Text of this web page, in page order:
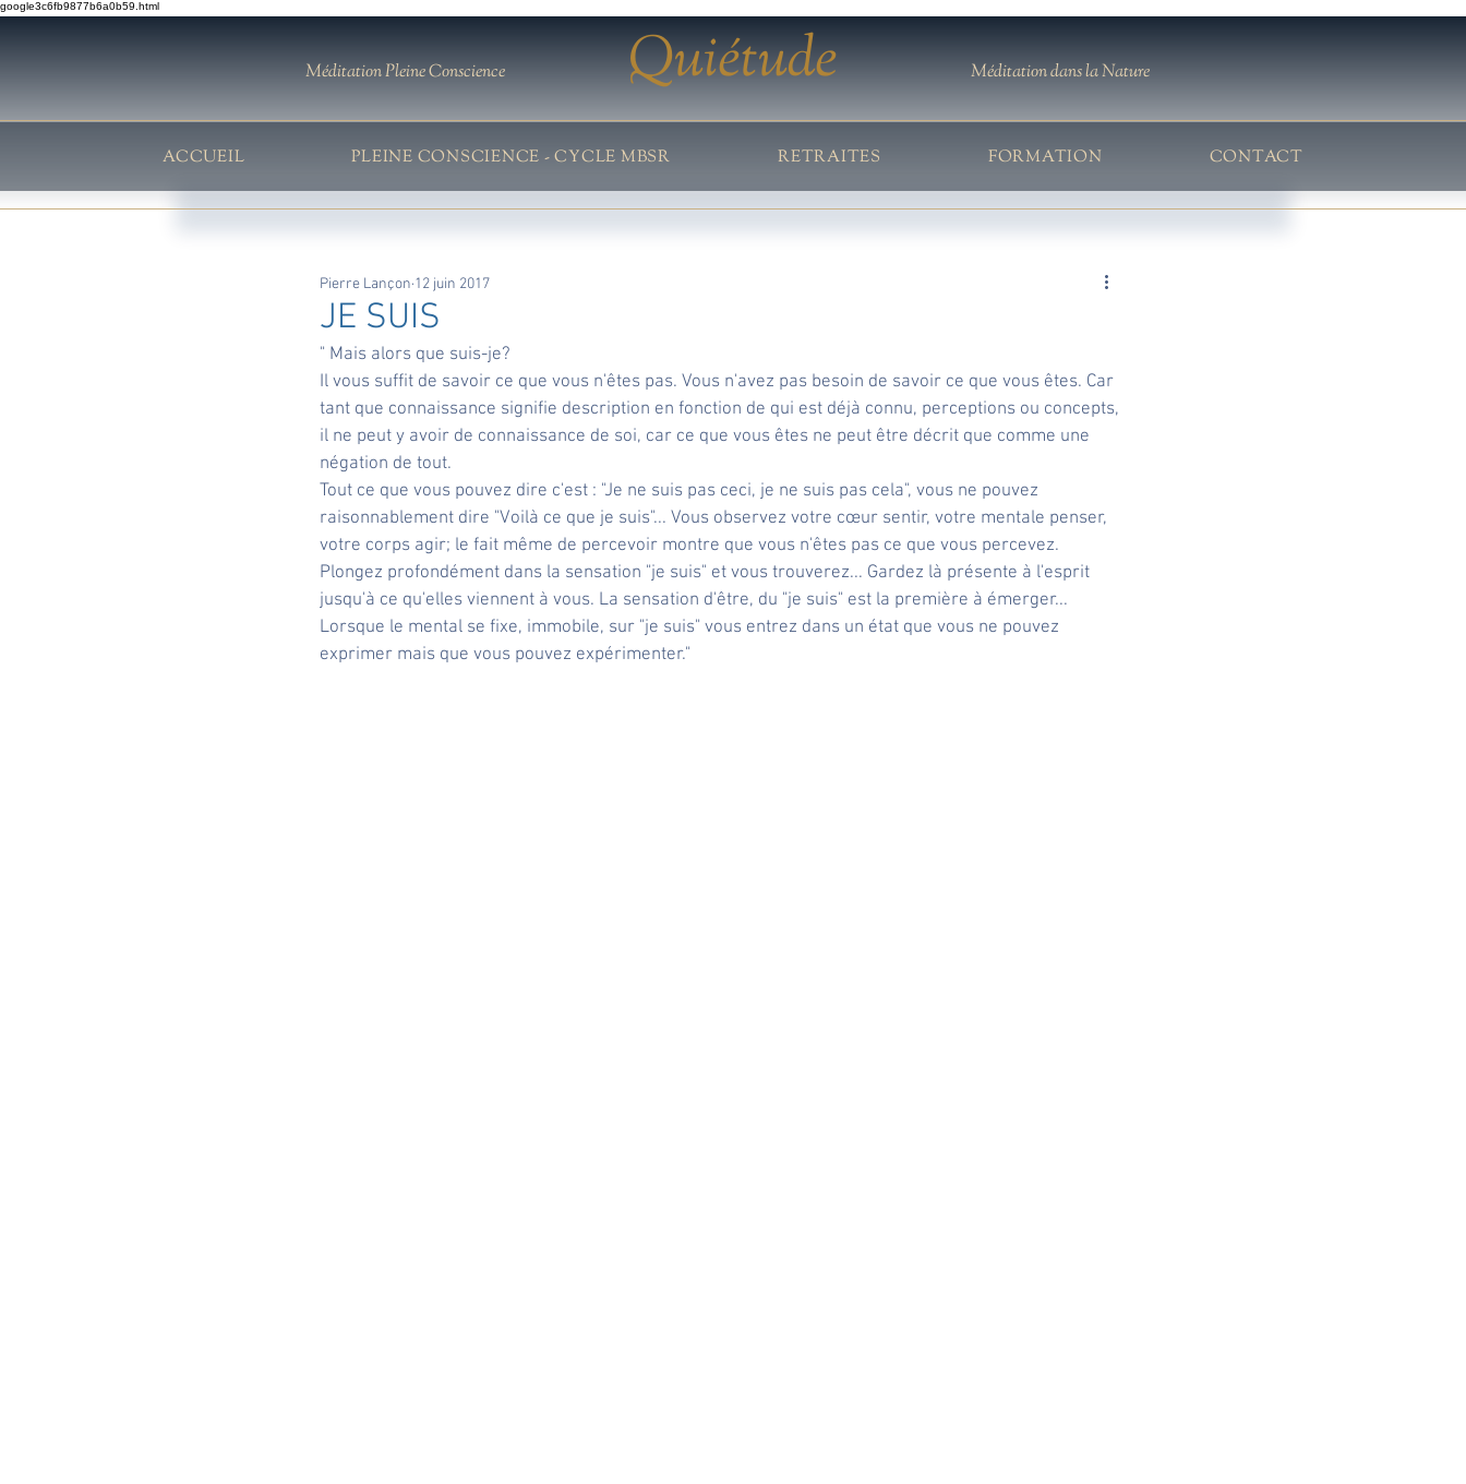
google3c6fb9877b6a0b59.html
Méditation Pleine Conscience Quiétude Méditation dans la Nature
ACCUEIL PLEINE CONSCIENCE - CYCLE MBSR RETRAITES FORMATION CONTACT
JE SUIS
Pierre Lançon 12 juin 2017
" Mais alors que suis-je?
Il vous suffit de savoir ce que vous n'êtes pas. Vous n'avez pas besoin de savoir ce que vous êtes. Car
tant que connaissance signifie description en fonction de qui est déjà connu, perceptions ou concepts,
il ne peut y avoir de connaissance de soi, car ce que vous êtes ne peut être décrit que comme une
négation de tout.
Tout ce que vous pouvez dire c'est : "Je ne suis pas ceci, je ne suis pas cela", vous ne pouvez
raisonnablement dire "Voilà ce que je suis"... Vous observez votre cœur sentir, votre mentale penser,
votre corps agir; le fait même de percevoir montre que vous n'êtes pas ce que vous percevez.
Plongez profondément dans la sensation "je suis" et vous trouverez... Gardez là présente à l'esprit
jusqu'à ce qu'elles viennent à vous. La sensation d'être, du "je suis" est la première à émerger...
Lorsque le mental se fixe, immobile, sur "je suis" vous entrez dans un état que vous ne pouvez
exprimer mais que vous pouvez expérimenter."